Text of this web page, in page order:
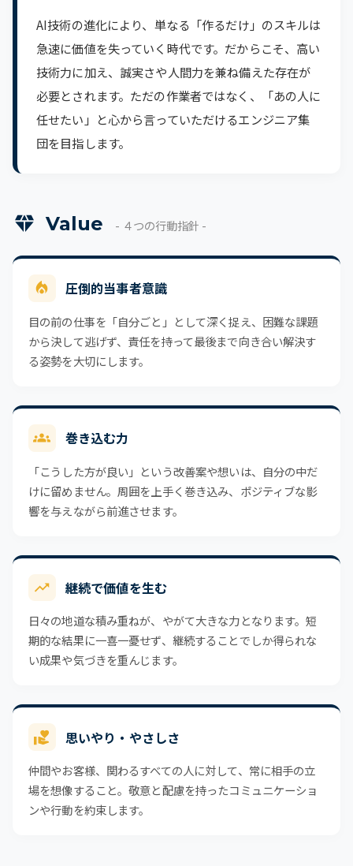
AI技術の進化により、単なる「作るだけ」のスキルは
急速に価値を失っていく時代です。だからこそ、高い
技術力に加え、誠実さや人間力を兼ね備えた存在が
必要とされます。ただの作業者ではなく、「あの人に
任せたい」と心から言っていただけるエンジニア集
団を目指します。
Value - ４つの行動指針 -
圧倒的当事者意識
目の前の仕事を「自分ごと」として深く捉え、困難な課題
から決して逃げず、責任を持って最後まで向き合い解決す
る姿勢を大切にします。
巻き込む力
「こうした方が良い」という改善案や想いは、自分の中だ
けに留めません。周囲を上手く巻き込み、ポジティブな影
響を与えながら前進させます。
継続で価値を生む
日々の地道な積み重ねが、やがて大きな力となります。短
期的な結果に一喜一憂せず、継続することでしか得られな
い成果や気づきを重んじます。
思いやり・やさしさ
仲間やお客様、関わるすべての人に対して、常に相手の立
場を想像すること。敬意と配慮を持ったコミュニケーショ
ンや行動を約束します。